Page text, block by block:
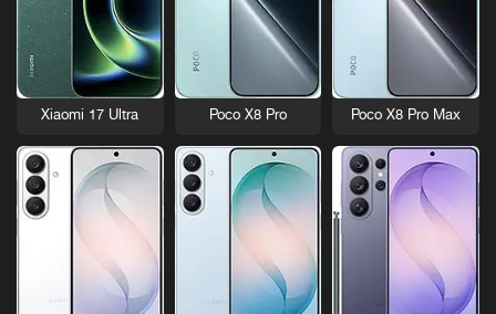
Poco X8 Pro Max
Poco X8 Pro
Xiaomi 17 Ultra